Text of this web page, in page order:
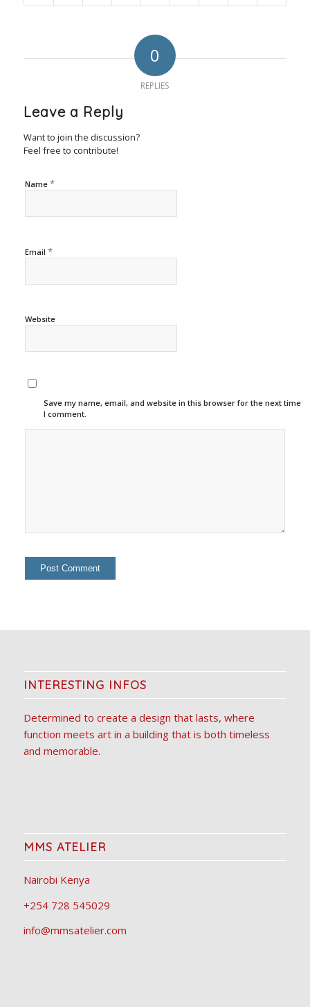
0
REPLIES
Leave a Reply
Want to join the discussion?
Feel free to contribute!
Name *
Email *
Website
Save my name, email, and website in this browser for the next time
I comment.
INTERESTING INFOS
Determined to create a design that lasts, where
function meets art in a building that is both timeless
and memorable.
MMS ATELIER
Nairobi Kenya
+254 728 545029
info@mmsatelier.com